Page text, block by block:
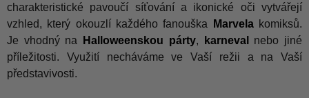
charakteristické pavoučí síťování a ikonické oči vytvářejí
vzhled, který okouzlí každého fanouška
Marvela komiksů.
Je vhodný na
Halloweenskou párty, karneval nebo jiné
příležitosti. Využití necháváme ve Vaší režii a na Vaší
představivosti.